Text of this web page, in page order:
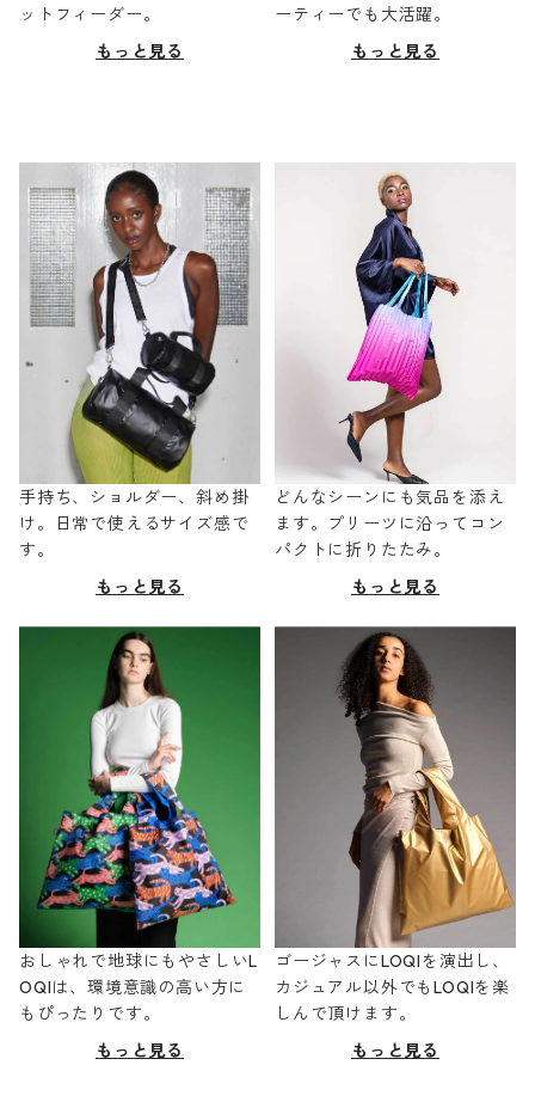
ットフィーダー。
もっと見る
ーティーでも大活躍。
もっと見る
手持ち、ショルダー、斜め掛
け。日常で使えるサイズ感で
す。
もっと見る
どんなシーンにも気品を添え
ます。プリーツに沿ってコン
パクトに折りたたみ。
もっと見る
おしゃれで地球にもやさしいL
OQIは、環境意識の高い方に
もぴったりです。
もっと見る
ゴージャスにLOQIを演出し、
カジュアル以外でもLOQIを楽
しんで頂けます。
もっと見る